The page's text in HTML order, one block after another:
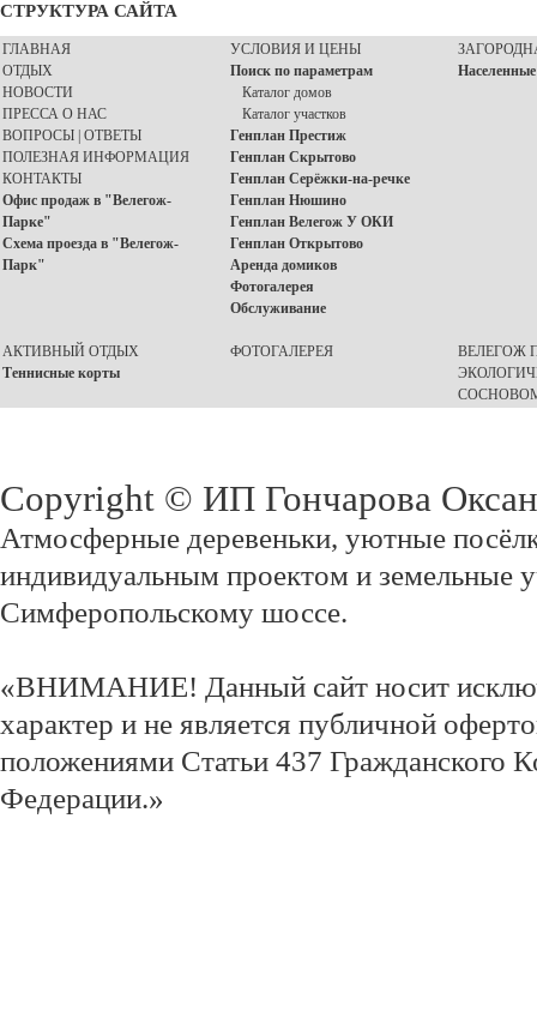
СТРУКТУРА САЙТА
ГЛАВНАЯ
ОТДЫХ
НОВОСТИ
ПРЕССА О НАС
ВОПРОСЫ | ОТВЕТЫ
ПОЛЕЗНАЯ ИНФОРМАЦИЯ
КОНТАКТЫ
Офис продаж в "Велегож-
Парке"
Схема проезда в "Велегож-
Парк"
УСЛОВИЯ И ЦЕНЫ
Поиск по параметрам
Каталог домов
Каталог участков
Генплан Престиж
Генплан Скрытово
Генплан Серёжки-на-речке
Генплан Нюшино
Генплан Велегож У ОКИ
Генплан Открытово
Аренда домиков
Фотогалерея
Обслуживание
АКТИВНЫЙ ОТДЫХ
Теннисные корты
ФОТОГАЛЕРЕЯ
ВЕЛЕГОЖ
Copyright © ИП Гончарова
Атмосферные деревеньки, уютные
индивидуальным проектом и земельные
Симферопольскому шоссе.
«ВНИМАНИЕ! Данный сайт носит
характер и не является публичной
положениями Статьи 437 Гражданского
Федерации.»